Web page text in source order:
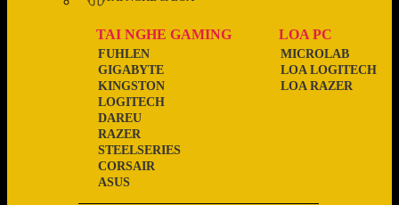
TAI NGHE GAMING
ASUS
CORSAIR
STEELSERIES
RAZER
DAREU
LOGITECH
KINGSTON
GIGABYTE
FUHLEN
LOA PC
LOA RAZER
LOA LOGITECH
MICROLAB